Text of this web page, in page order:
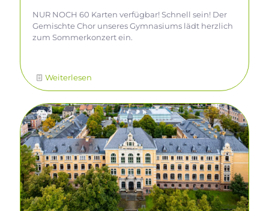
NUR NOCH 60 Karten verfügbar! Schnell sein! Der
Gemischte Chor unseres Gymnasiums lädt herzlich
zum Sommerkonzert ein.
Weiterlesen